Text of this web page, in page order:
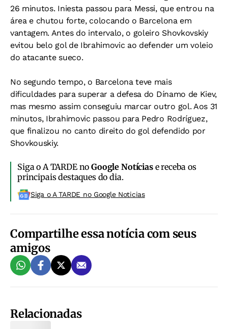
26 minutos. Iniesta passou para Messi, que entrou na
área e chutou forte, colocando o Barcelona em
vantagem. Antes do intervalo, o goleiro Shovkovskiy
evitou belo gol de Ibrahimovic ao defender um voleio
do atacante sueco.
No segundo tempo, o Barcelona teve mais
dificuldades para superar a defesa do Dínamo de Kiev,
mas mesmo assim conseguiu marcar outro gol. Aos 31
minutos, Ibrahimovic passou para Pedro Rodríguez,
que finalizou no canto direito do gol defendido por
Shovkouskiy.
Siga o A TARDE noGoogle Notíciase receba os
principais destaques do dia.
Siga o A TARDE no Google Noticias
Compartilhe essa notícia com seus
amigos
Relacionadas